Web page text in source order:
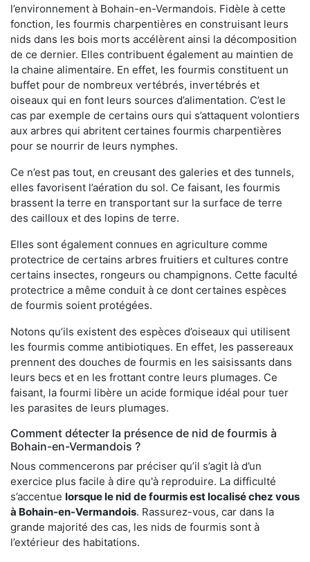
l’environnement à Bohain-en-Vermandois. Fidèle à cette
fonction, les fourmis charpentières en construisant leurs
nids dans les bois morts accélèrent ainsi la décomposition
de ce dernier. Elles contribuent également au maintien de
la chaine alimentaire. En effet, les fourmis constituent un
buffet pour de nombreux vertébrés, invertébrés et
oiseaux qui en font leurs sources d’alimentation. C’est le
cas par exemple de certains ours qui s’attaquent volontiers
aux arbres qui abritent certaines fourmis charpentières
pour se nourrir de leurs nymphes.
Ce n’est pas tout, en creusant des galeries et des tunnels,
elles favorisent l’aération du sol. Ce faisant, les fourmis
brassent la terre en transportant sur la surface de terre
des cailloux et des lopins de terre.
Elles sont également connues en agriculture comme
protectrice de certains arbres fruitiers et cultures contre
certains insectes, rongeurs ou champignons. Cette faculté
protectrice a même conduit à ce dont certaines espèces
de fourmis soient protégées.
Notons qu’ils existent des espèces d’oiseaux qui utilisent
les fourmis comme antibiotiques. En effet, les passereaux
prennent des douches de fourmis en les saisissants dans
leurs becs et en les frottant contre leurs plumages. Ce
faisant, la fourmi libère un acide formique idéal pour tuer
les parasites de leurs plumages.
Comment détecter la présence de nid de fourmis à
Bohain-en-Vermandois ?
Nous commencerons par préciser qu’il s’agit là d’un
exercice plus facile à dire qu'à reproduire. La difficulté
s’accentue lorsque le nid de fourmis est localisé chez vous
à Bohain-en-Vermandois. Rassurez-vous, car dans la
grande majorité des cas, les nids de fourmis sont à
l’extérieur des habitations.